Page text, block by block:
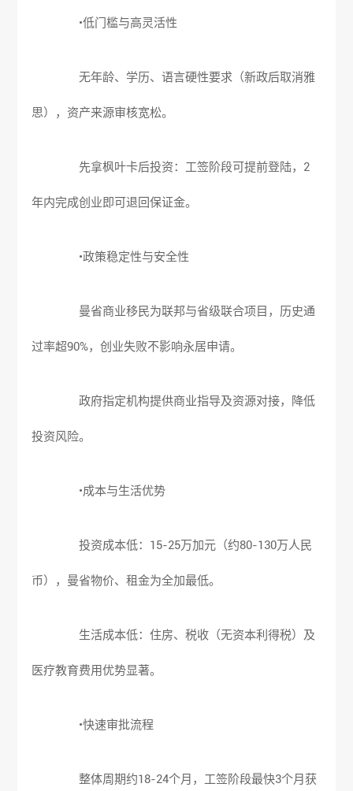
•低门槛与高灵活性
无年龄、学历、语言硬性要求（新政后取消雅
思），资产来源审核宽松。
先拿枫叶卡后投资：工签阶段可提前登陆，2
年内完成创业即可退回保证金。
•政策稳定性与安全性
曼省商业移民为联邦与省级联合项目，历史通
过率超90%，创业失败不影响永居申请。
政府指定机构提供商业指导及资源对接，降低
投资风险。
•成本与生活优势
投资成本低：15-25万加元（约80-130万人民
币），曼省物价、租金为全加最低。
生活成本低：住房、税收（无资本利得税）及
医疗教育费用优势显著。
•快速审批流程
整体周期约18-24个月，工签阶段最快3个月获